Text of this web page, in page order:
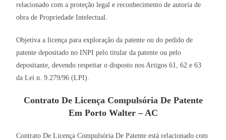
relacionado com a proteção legal e reconhecimento de autoria de
obra de Propriedade Intelectual.
Objetiva a licença para exploração da patente ou do pedido de
patente depositado no INPI pelo titular da patente ou pelo
depositante, devendo respeitar o disposto nos Artigos 61, 62 e 63
da Lei n. 9.279/96 (LPI).
Contrato De Licença Compulsória De Patente
Em Porto Walter – AC
Contrato De Licença Compulsória De Patente está relacionado com